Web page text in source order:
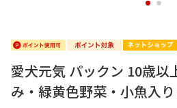
1 2
愛犬元気 パックン 10歳以
み・緑黄色野菜・小魚入